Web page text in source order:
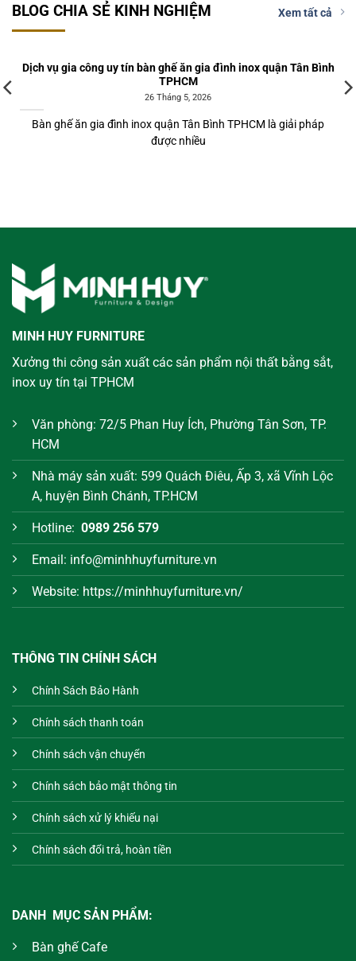
BLOG CHIA SẺ KINH NGHIỆM Xem tất cả
Dịch vụ gia công uy tín bàn ghế ăn gia đình inox quận Tân Bình
TPHCM
26 Tháng 5, 2026
Bàn ghế ăn gia đình inox quận Tân Bình TPHCM là giải pháp
được nhiều
MINH HUY FURNITURE
Xưởng thi công sản xuất các sản phẩm nội thất bằng sắt,
inox uy tín tại TPHCM
Văn phòng: 72/5 Phan Huy Ích, Phường Tân Sơn, TP.
HCM
Nhà máy sản xuất: 599 Quách Điêu, Ấp 3, xã Vĩnh Lộc
A, huyện Bình Chánh, TP.HCM
Hotline: 0989 256 579
Email: info@minhhuyfurniture.vn
Website: https://minhhuyfurniture.vn/
THÔNG TIN CHÍNH SÁCH
Chính Sách Bảo Hành
Chính sách thanh toán
Chính sách vận chuyển
Chính sách bảo mật thông tin
Chính sách xử lý khiếu nại
Chính sách đổi trả, hoàn tiền
DANH MỤC SẢN PHẨM:
Bàn ghế Cafe